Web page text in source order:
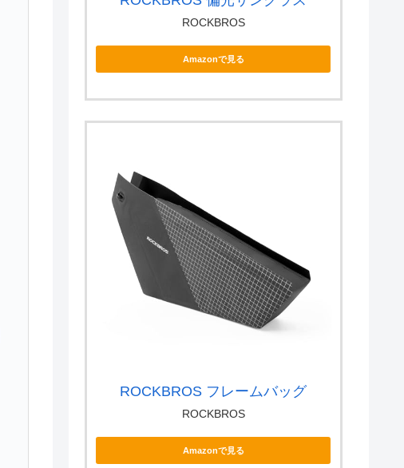
ROCKBROS
Amazonで見る
ROCKBROS フレームバッグ
ROCKBROS
Amazonで見る